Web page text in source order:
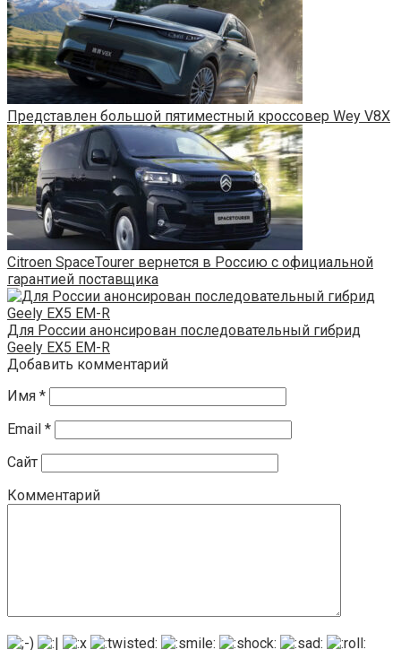
Представлен большой пятиместный кроссовер Wey V8X
Citroen SpaceTourer вернется в Россию с официальной
гарантией поставщика
Для России анонсирован последовательный гибрид
Geely EX5 EM-R
Добавить комментарий
Имя *
Email *
Сайт
Комментарий